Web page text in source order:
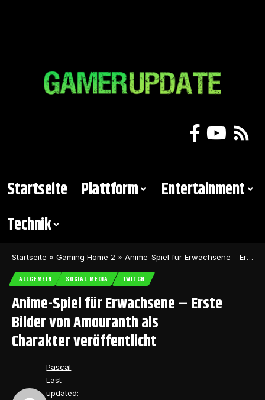
Startseite Plattform
Entertainment
Technik
Startseite » Gaming Home 2 » Anime-Spiel für Erwachsene – Erste Bilder von Amouranth als Charakter veröffentlicht
ALLGEMEIN SOCIAL MEDIA TWITCH
Anime-Spiel für Erwachsene – Erste
Bilder von Amouranth als
Charakter veröffentlicht
Last
updated:
Pascal